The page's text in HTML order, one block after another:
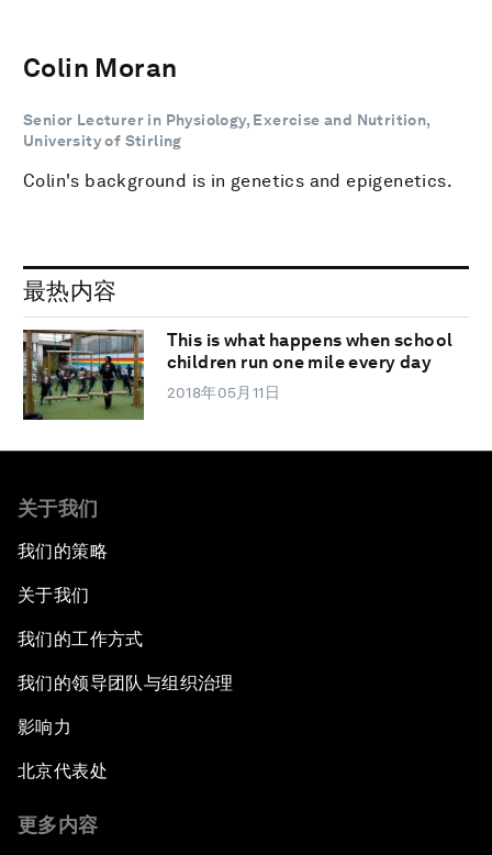
Colin Moran
Senior Lecturer in Physiology, Exercise and Nutrition,
University of Stirling
Colin's background is in genetics and epigenetics.
最热内容
This is what happens when school
children run one mile every day
2018年05月11日
关于我们
我们的策略
关于我们
我们的工作方式
我们的领导团队与组织治理
影响力
北京代表处
更多内容